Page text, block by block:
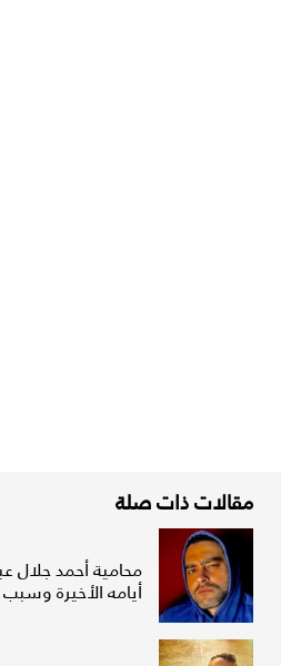
مقالات ذات صلة
محامية أحمد
أيامه الأخيرة